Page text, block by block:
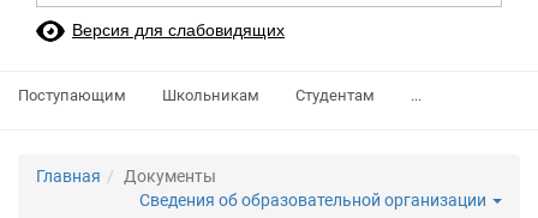
Версия для слабовидящих
Поступающим Школьникам Студентам ...
Главная
Документы
Сведения об образовательной организации